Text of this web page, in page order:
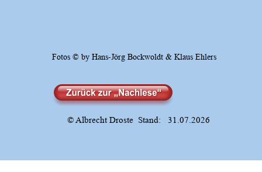
© Albrecht Droste  Stand:   31.07.2026
Fotos © by Hans-Jörg Bockwoldt & Klaus Ehlers